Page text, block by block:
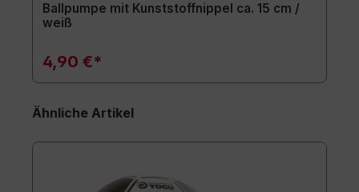
Ballpumpe mit Kunststoffnippel ca. 15 cm /
weiß
4,90 €*
Ähnliche Artikel